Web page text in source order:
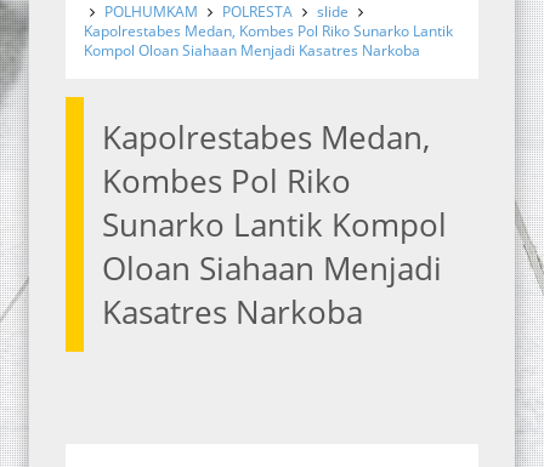
POLHUMKAM
POLRESTA
slide
Kapolrestabes Medan, Kombes Pol Riko Sunarko Lantik
Kompol Oloan Siahaan Menjadi Kasatres Narkoba
Kapolrestabes Medan,
Kombes Pol Riko
Sunarko Lantik Kompol
Oloan Siahaan Menjadi
Kasatres Narkoba